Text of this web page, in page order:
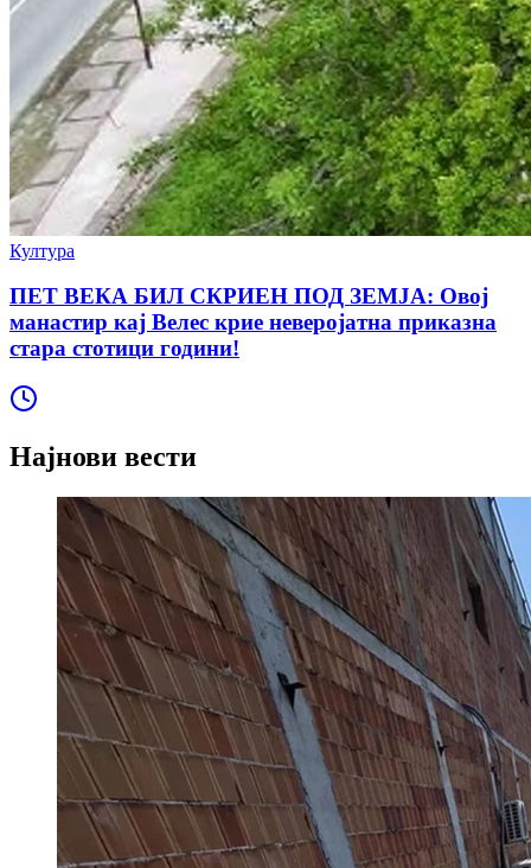
Култура
ПЕТ ВЕКА БИЛ СКРИЕН ПОД ЗЕМЈА: Овој
манастир кај Велес крие неверојатна приказна
стара стотици години!
Најнови вести